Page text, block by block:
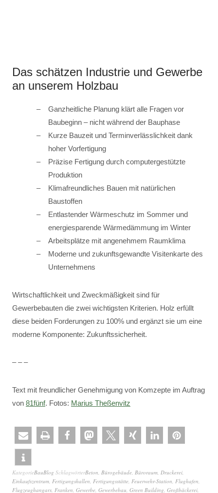
Das schätzen Industrie und Gewerbe
an unserem Holzbau
Ganzheitliche Planung klärt alle Fragen vor
Baubeginn – nicht während der Bauphase
Kurze Bauzeit und Terminverlässlichkeit dank
hoher Vorfertigung
Präzise Fertigung durch computergestützte
Produktion
Klimafreundliches Bauen mit natürlichen
Baustoffen
Entlastender Wärmeschutz im Sommer und
energiesparende Wärmedämmung im Winter
Arbeitsplätze mit angenehmem Raumklima
Moderne und zukunftsgewandte Visitenkarte des
Unternehmens
Wirtschaftlichkeit und Zweckmäßigkeit sind für
Gewerbebauten die zwei wichtigsten Kriterien. Holz erfüllt
diese beiden Forderungen zu 100% und ergänzt sie um eine
moderne Komponente: Zukunftssicherheit.
– – –
Text mit freundlicher Genehmigung von Komzepte im Auftrag
von 81fünf. Fotos: Marius Theßenvitz
KategorieBauBlog SchlagwörterBeton, Bürogebäude, Büroraum, Druckerei,
Einkaufszentrum, Fertigungshallen, Fertigungsstätte, Feuerwehr-Station, Flughafen,
Flugzeughangars, Franken, Gewerbe, Gewerbebau, Green Building, Großbäckerei,